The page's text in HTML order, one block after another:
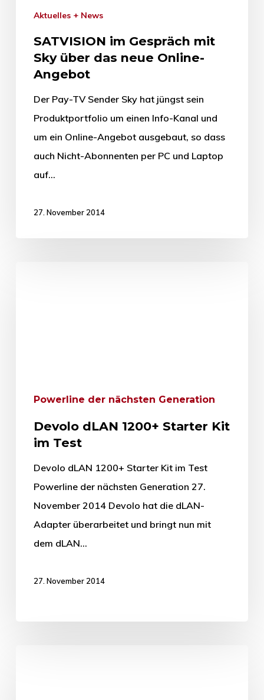
Aktuelles + News
SATVISION im Gespräch mit
Sky über das neue Online-
Angebot
Der Pay-TV Sender Sky hat jüngst sein
Produktportfolio um einen Info-Kanal und
um ein Online-Angebot ausgebaut, so dass
auch Nicht-Abonnenten per PC und Laptop
auf…
27. November 2014
Powerline der nächsten Generation
Devolo dLAN 1200+ Starter Kit
im Test
Devolo dLAN 1200+ Starter Kit im Test
Powerline der nächsten Generation 27.
November 2014 Devolo hat die dLAN-
Adapter überarbeitet und bringt nun mit
dem dLAN…
27. November 2014